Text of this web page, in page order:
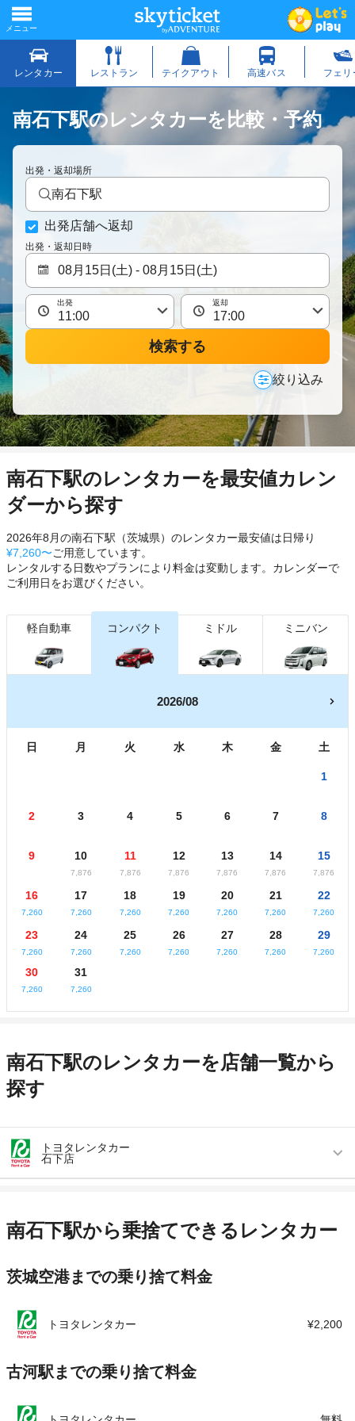
南石下駅のレンタカーを比較・予約
出発・返却場所
南石下駅
出発店舗へ返却
出発・返却日時
出発 返却
検索する
絞り込み
南石下駅のレンタカーを最安値カレン
ダーから探す
2026年8月の南石下駅（茨城県）のレンタカー最安値は日帰り
¥7,260〜ご用意しています。
レンタルする日数やプランにより料金は変動します。カレンダーで
ご利用日をお選びください。
軽自動車 コンパクト ミドル ミニバン
2026/08
日 月 火 水 木 金 土
1
2 3 4 5 6 7 8
9 10
7,876
11
7,876
12
7,876
13
7,876
14
7,876
15
7,876
16
7,260
17
7,260
18
7,260
19
7,260
20
7,260
21
7,260
22
7,260
23
7,260
24
7,260
25
7,260
26
7,260
27
7,260
28
7,260
29
7,260
30
7,260
31
7,260
南石下駅のレンタカーを店舗一覧から
探す
トヨタレンタカー
石下店
アクセス 石下駅より車で約5分（送迎なし）
店舗詳細 店舗詳細ページはこちら
南石下駅から乗捨てできるレンタカー
茨城空港までの乗り捨て料金
トヨタレンタカー ¥2,200
古河駅までの乗り捨て料金